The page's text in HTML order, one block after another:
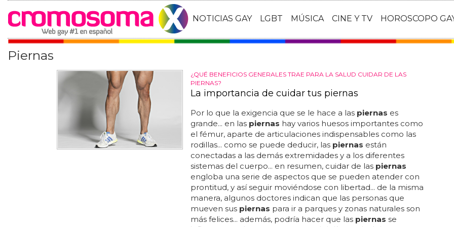
NOTICIAS GAY LGBT MÚSICA CINE Y TV HOROSCOPO
Piernas
¿QUÉ BENEFICIOS GENERALES TRAE PARA LA SALUD CUIDAR DE LAS
PIERNAS?
La importancia de cuidar tus piernas
Por lo que la exigencia que se le hace a las piernas es
grande... en las piernas hay varios huesos importantes como
el fémur, aparte de articulaciones indispensables como las
rodillas... como se puede deducir, las piernas están
conectadas a las demás extremidades y a los diferentes
sistemas del cuerpo... en resumen, cuidar de las piernas
engloba una serie de aspectos que se pueden atender con
prontitud, y así seguir moviéndose con libertad... de la misma
manera, algunos doctores indican que las personas que
mueven sus piernas para ir a parques y zonas naturales son
más felices... además, podría hacer que las piernas se